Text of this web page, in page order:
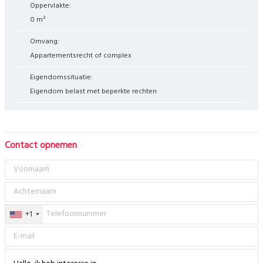
Oppervlakte:
0 m²
Omvang:
Appartementsrecht of complex
Eigendomssituatie:
Eigendom belast met beperkte rechten
Contact opnemen
+1